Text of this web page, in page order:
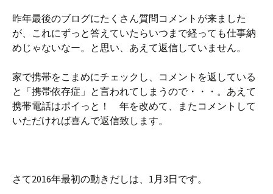
昨年最後のブログにたくさん質問コメントが来ました
が、これにずっと答えていたらいつまで経っても仕事納
めじゃないなー。と思い、あえて返信していません。
家で携帯をこまめにチェックし、コメントを返している
と「携帯依存症」と言われてしまうので・・・。あえて
携帯電話はポイっと！ 年を改めて、またコメントして
いただければ喜んで返信致します。
さて2016年最初の動きだしは、1月3日です。